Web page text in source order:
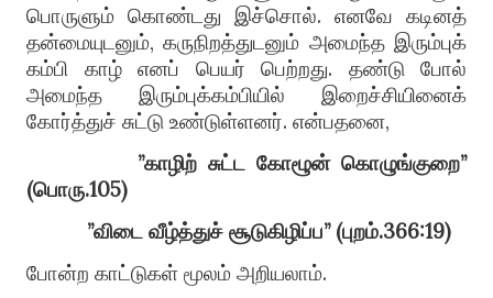
பொருளும் கொண்டது இச்சொல். எனவே கடினத்
தன்மையுடனும்,கருநிறத்துடனும் அமைந்த இரும்புக்
கம்பி காழ் எனப் பெயர் பெற்றது. தண்டு போல்
அமைந்த இரும்புக்கம்பியில் இறைச்சியினைக்
கோர்த்துச் சுட்டு உண்டுள்ளனர். என்பதனை,
”காழிற் சுட்ட கோழூன் கொழுங்குறை”
(பொரு.105)
”விடை வீழ்த்துச் சூடுகிழிப்ப” (புறம்.366:19)
போன்ற காட்டுகள் மூலம் அறியலாம்.